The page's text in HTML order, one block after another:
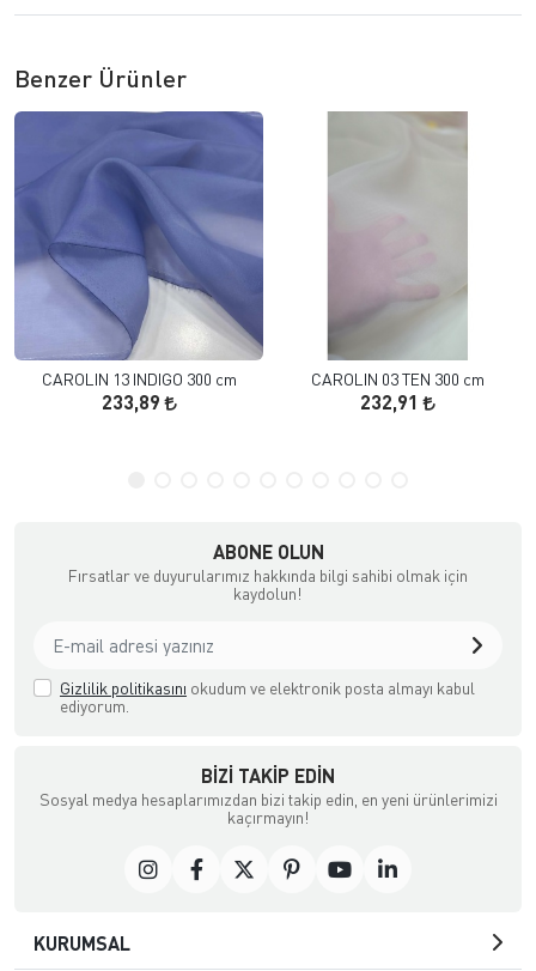
Benzer Ürünler
CAROLIN 13 INDIGO 300 cm
233,89
CAROLIN 03 TEN 300 cm
232,91
ABONE OLUN
Fırsatlar ve duyurularımız hakkında bilgi sahibi olmak için
kaydolun!
Gizlilik politikasını okudum ve elektronik posta almayı kabul
ediyorum.
BIZI TAKIP EDIN
Sosyal medya hesaplarımızdan bizi takip edin, en yeni ürünlerimizi
kaçırmayın!
KURUMSAL